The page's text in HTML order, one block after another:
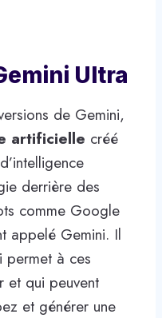
Ultra
de Gemini,
artificielle créé
derrière des
comme Google
appelé Gemini. Il
permet à ces
et qui peuvent
et générer une